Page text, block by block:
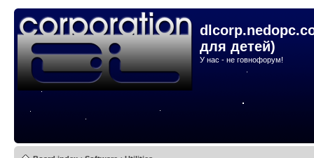
для детей)
У нас - не говнофорум!